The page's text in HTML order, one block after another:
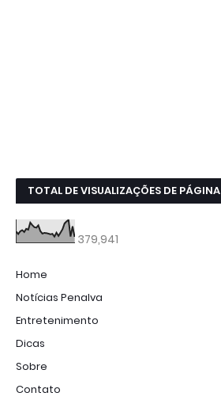
TOTAL DE VISUALIZAÇÕES DE PÁGINA
379,941
Home
Notícias Penalva
Entretenimento
Dicas
Sobre
Contato